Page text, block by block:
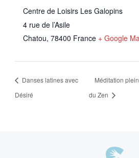
Centre de Loisirs Les Galopins
4 rue de l’Asile
Chatou, 78400 France + Google
Danses latines avec
Désiré
Méditation
du Zen